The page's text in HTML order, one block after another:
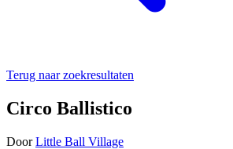
Terug naar zoekresultaten
Circo Ballistico
Door Little Ball Village